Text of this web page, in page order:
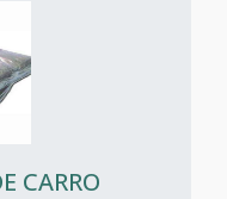
CARRO